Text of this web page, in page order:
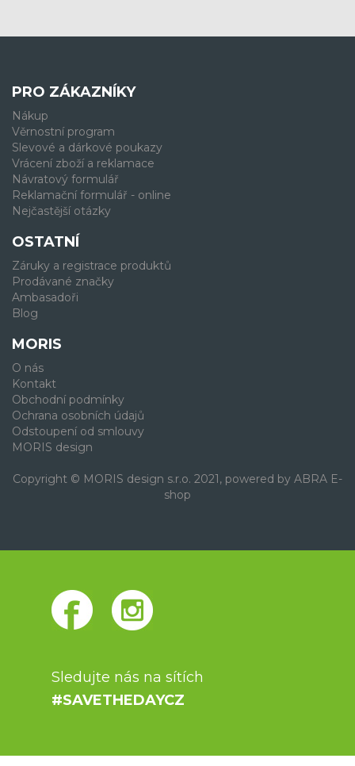
PRO ZÁKAZNÍKY
Nákup
Věrnostní program
Slevové a dárkové poukazy
Vrácení zboží a reklamace
Návratový formulář
Reklamační formulář - online
Nejčastější otázky
OSTATNÍ
Záruky a registrace produktů
Prodávané značky
Ambasadoři
Blog
MORIS
O nás
Kontakt
Obchodní podmínky
Ochrana osobních údajů
Odstoupení od smlouvy
MORIS design
Copyright © MORIS design s.r.o. 2021, powered by ABRA E-
shop
Sledujte nás na sítích
#SAVETHEDAYCZ